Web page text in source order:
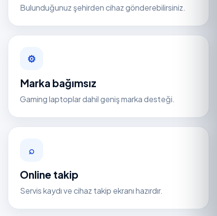
Bulunduğunuz şehirden cihaz gönderebilirsiniz.
⚙
Marka bağımsız
Gaming laptoplar dahil geniş marka desteği.
⌕
Online takip
Servis kaydı ve cihaz takip ekranı hazırdır.